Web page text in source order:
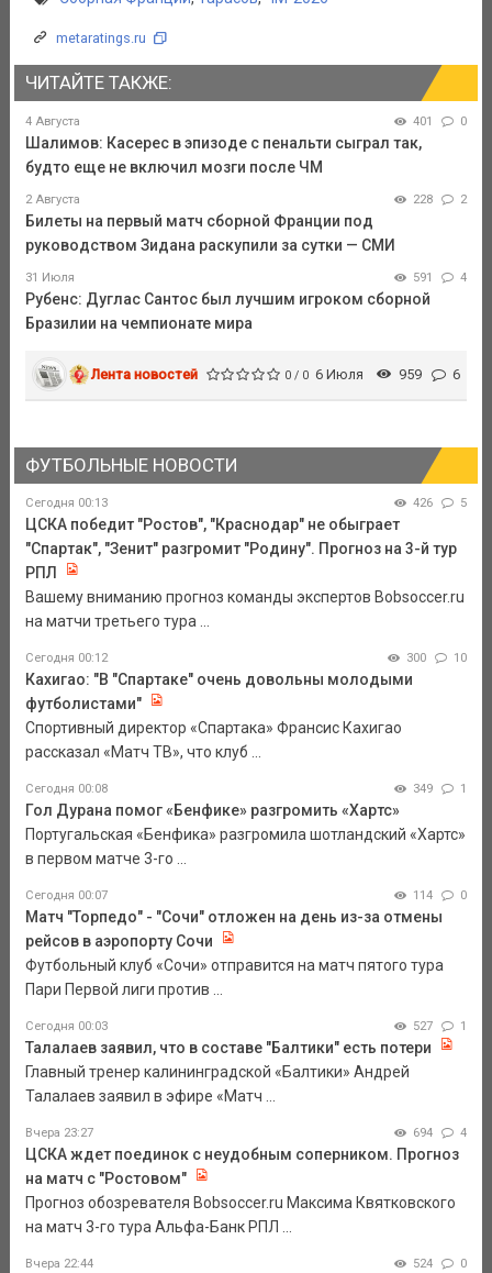
metaratings.ru
ЧИТАЙТЕ ТАКЖЕ:
4 Августа 401 0
Шалимов: Касерес в эпизоде с пенальти сыграл так,
будто еще не включил мозги после ЧМ
2 Августа 228 2
Билеты на первый матч сборной Франции под
руководством Зидана раскупили за сутки — СМИ
31 Июля 591 4
Рубенс: Дуглас Сантос был лучшим игроком сборной
Бразилии на чемпионате мира
Лента новостей 0 / 0 6 Июля 959 6
ФУТБОЛЬНЫЕ НОВОСТИ
Сегодня 00:13 426 5
ЦСКА победит "Ростов", "Краснодар" не обыграет
"Спартак", "Зенит" разгромит "Родину". Прогноз на 3-й тур
РПЛ
Вашему вниманию прогноз команды экспертов Bobsoccer.ru
на матчи третьего тура ...
Сегодня 00:12 300 10
Кахигао: "В "Спартаке" очень довольны молодыми
футболистами"
Спортивный директор «Спартака» Франсис Кахигао
рассказал «Матч ТВ», что клуб ...
Сегодня 00:08 349 1
Гол Дурана помог «Бенфике» разгромить «Хартс»
Португальская «Бенфика» разгромила шотландский «Хартс»
в первом матче 3-го ...
Сегодня 00:07 114 0
Матч "Торпедо" - "Сочи" отложен на день из-за отмены
рейсов в аэропорту Сочи
Футбольный клуб «Сочи» отправится на матч пятого тура
Пари Первой лиги против ...
Сегодня 00:03 527 1
Талалаев заявил, что в составе "Балтики" есть потери
Главный тренер калининградской «Балтики» Андрей
Талалаев заявил в эфире «Матч ...
Вчера 23:27 694 4
ЦСКА ждет поединок с неудобным соперником. Прогноз
на матч с "Ростовом"
Прогноз обозревателя Bobsoccer.ru Максима Квятковского
на матч 3-го тура Альфа-Банк РПЛ ...
Вчера 22:44 524 0